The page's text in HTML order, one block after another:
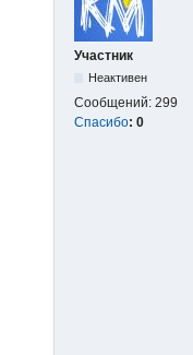
Участник
Неактивен
Сообщений: 299
Спасибо: 0